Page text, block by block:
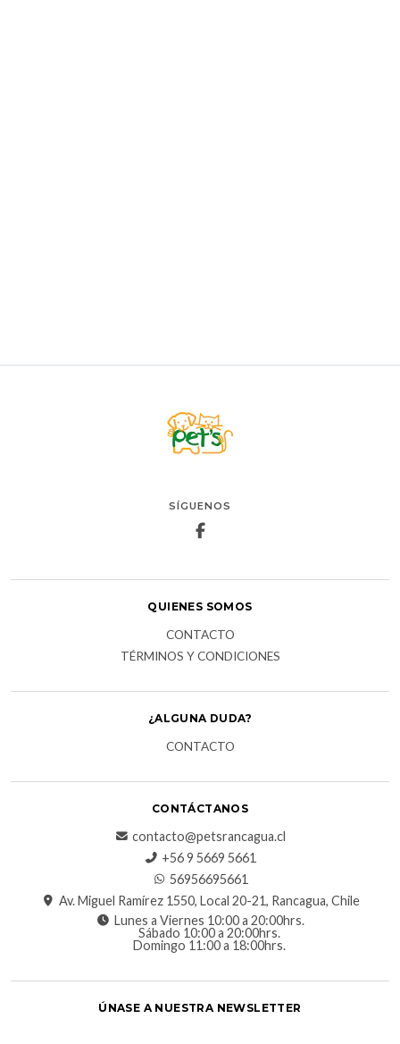
SÍGUENOS
QUIENES SOMOS
CONTACTO
TÉRMINOS Y CONDICIONES
¿ALGUNA DUDA?
CONTACTO
CONTÁCTANOS
contacto@petsrancagua.cl
‪+56 9 5669 5661‬
56956695661‬
Av. Miguel Ramírez 1550, Local 20-21, Rancagua, Chile
Lunes a Viernes 10:00 a 20:00hrs.
Sábado 10:00 a 20:00hrs.
Domingo 11:00 a 18:00hrs.
ÚNASE A NUESTRA NEWSLETTER